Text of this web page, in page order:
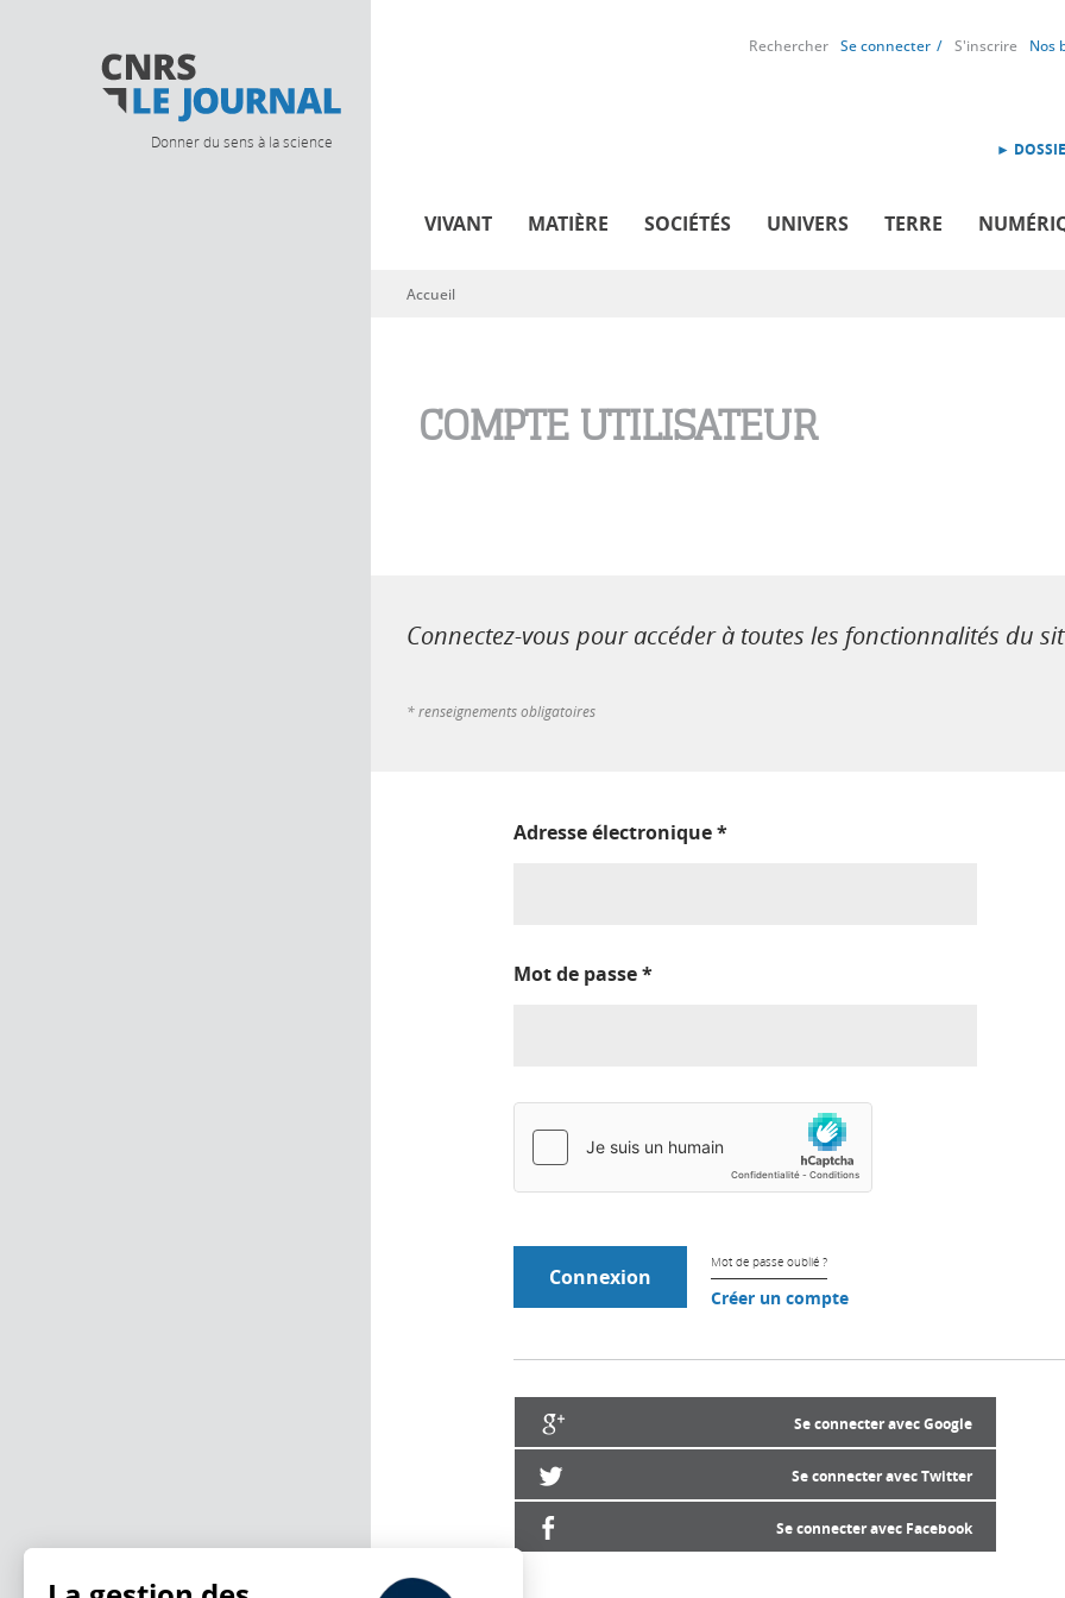
Donner du sens à la science
Rechercher Se connecter S'inscrire Nos
►
VIVANT MATIÈRE SOCIÉTÉS UNIVERS TERRE
Vous êtes ici
Accueil
COMPTE UTILISATEUR
Connectez-vous pour accéder à toutes les fonctionnalités du
* renseignements obligatoires
Adresse électronique*
Mot de passe*
Mot de passe oublié ?
Créer un compte
Se connecter avec Google
Se connecter avec Twitter
Se connecter avec Facebook